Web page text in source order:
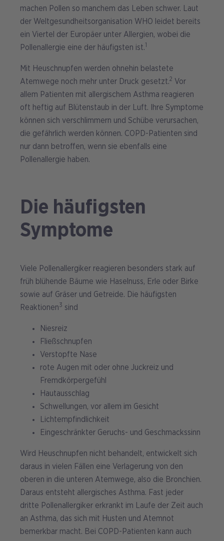
machen Pollen so manchem das Leben schwer. Laut
der Weltgesundheitsorganisation WHO leidet bereits
ein Viertel der Europäer unter Allergien, wobei die
Pollenallergie eine der häufigsten ist.1
Mit Heuschnupfen werden ohnehin belastete
Atemwege noch mehr unter Druck gesetzt.2 Vor
allem Patienten mit allergischem Asthma reagieren
oft heftig auf Blütenstaub in der Luft. Ihre Symptome
können sich verschlimmern und Schübe verursachen,
die gefährlich werden können. COPD-Patienten sind
nur dann betroffen, wenn sie ebenfalls eine
Pollenallergie haben.
Die häufigsten
Symptome
Viele Pollenallergiker reagieren besonders stark auf
früh blühende Bäume wie Haselnuss, Erle oder Birke
sowie auf Gräser und Getreide. Die häufigsten
Reaktionen3 sind
Niesreiz
Fließschnupfen
Verstopfte Nase
rote Augen mit oder ohne Juckreiz und
Fremdkörpergefühl
Hautausschlag
Schwellungen, vor allem im Gesicht
Lichtempfindlichkeit
Eingeschränkter Geruchs- und Geschmackssinn
Wird Heuschnupfen nicht behandelt, entwickelt sich
daraus in vielen Fällen eine Verlagerung von den
oberen in die unteren Atemwege, also die Bronchien.
Daraus entsteht allergisches Asthma. Fast jeder
dritte Pollenallergiker erkrankt im Laufe der Zeit auch
an Asthma, das sich mit Husten und Atemnot
bemerkbar macht. Bei COPD-Patienten kann auch